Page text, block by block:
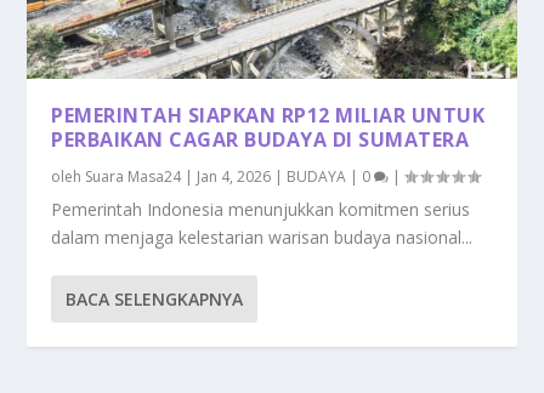
PEMERINTAH SIAPKAN RP12 MILIAR UNTUK
PERBAIKAN CAGAR BUDAYA DI SUMATERA
oleh Suara Masa24| Jan 4, 2026 | BUDAYA | 0 |
Pemerintah Indonesia menunjukkan komitmen serius
dalam menjaga kelestarian warisan budaya nasional...
BACA SELENGKAPNYA